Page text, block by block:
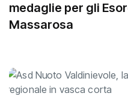
medaglie per gli
Massarosa